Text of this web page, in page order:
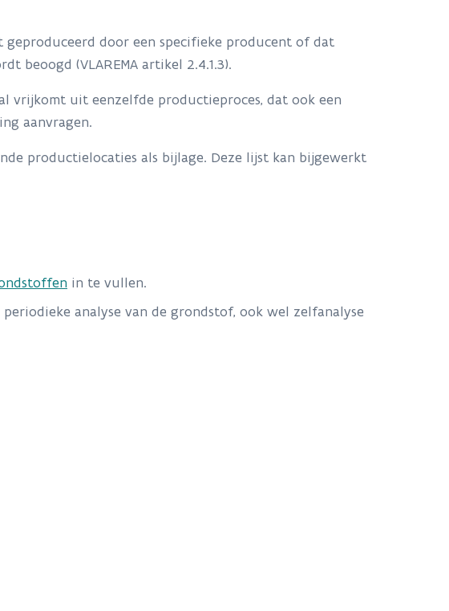
door een specifieke producent of dat
beoogd (VLAREMA artikel 2.4.1.3).
vrijkomt uit eenzelfde productieproces, dat ook een
aanvragen.
productielocaties als bijlage. Deze lijst kan bijgewerkt
in te vullen.
analyse van de grondstof, ook wel zelfanalyse